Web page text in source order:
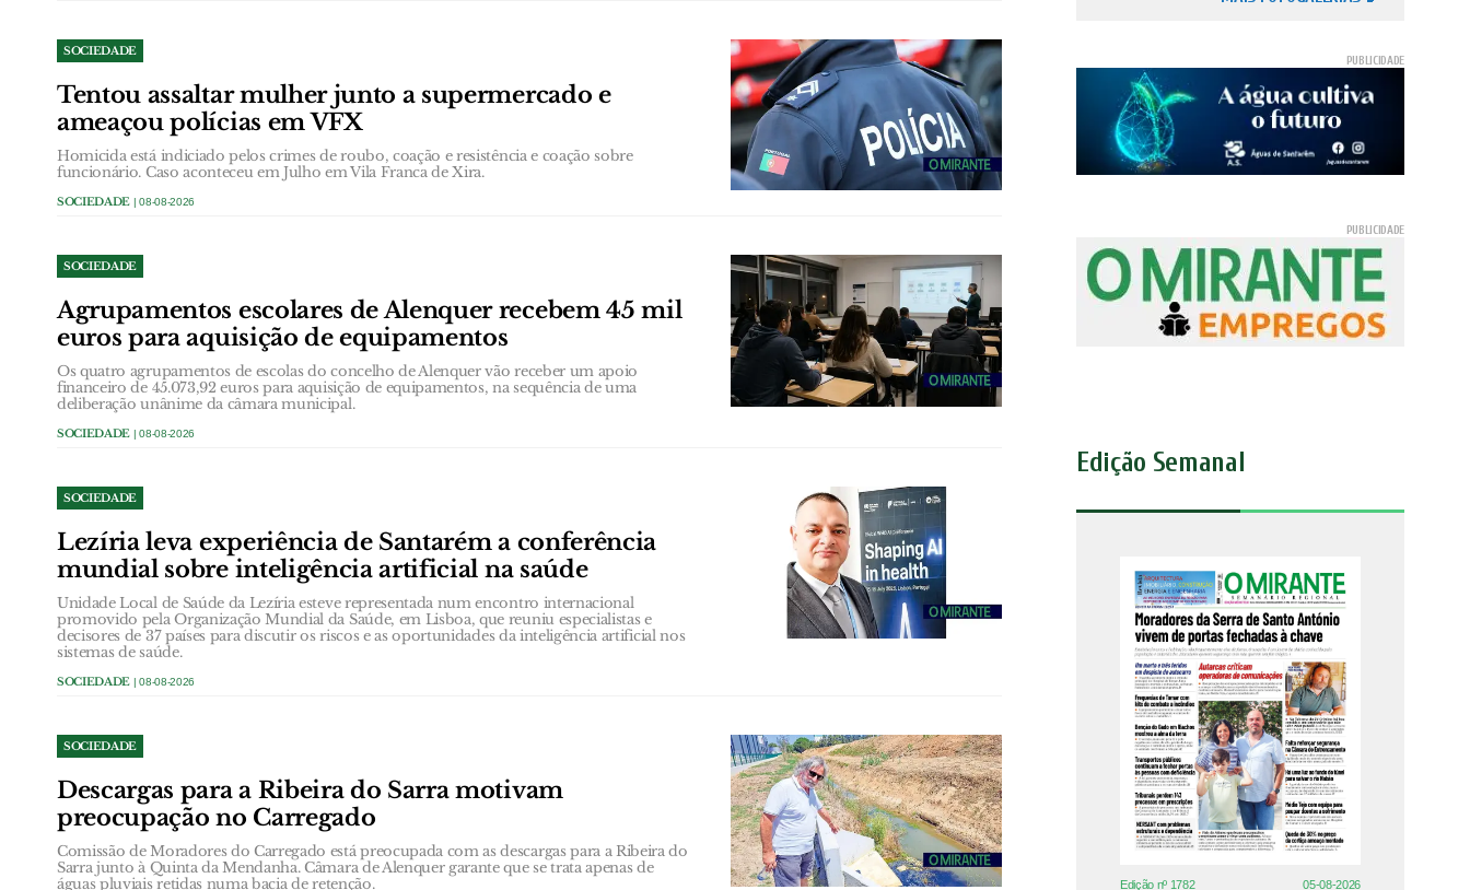
SOCIEDADE
Tentou assaltar mulher junto a supermercado e
ameaçou polícias em VFX
Homicida está indiciado pelos crimes de roubo, coação e resistência e coação sobre
funcionário. Caso aconteceu em Julho em Vila Franca de Xira.
SOCIEDADE | 08-08-2026
SOCIEDADE
Agrupamentos escolares de Alenquer recebem 45 mil
euros para aquisição de equipamentos
Os quatro agrupamentos de escolas do concelho de Alenquer vão receber um apoio
financeiro de 45.073,92 euros para aquisição de equipamentos, na sequência de uma
deliberação unânime da câmara municipal.
SOCIEDADE | 08-08-2026
SOCIEDADE
Lezíria leva experiência de Santarém a conferência
mundial sobre inteligência artificial na saúde
Unidade Local de Saúde da Lezíria esteve representada num encontro internacional
promovido pela Organização Mundial da Saúde, em Lisboa, que reuniu especialistas e
decisores de 37 países para discutir os riscos e as oportunidades da inteligência artificial nos
sistemas de saúde.
SOCIEDADE | 08-08-2026
SOCIEDADE
Descargas para a Ribeira do Sarra motivam
preocupação no Carregado
Comissão de Moradores do Carregado está preocupada com as descargas para a Ribeira do
Sarra junto à Quinta da Mendanha. Câmara de Alenquer garante que se trata apenas de
águas pluviais retidas numa bacia de retenção.
Edição Semanal
Edição nº 1782 05-08-2026